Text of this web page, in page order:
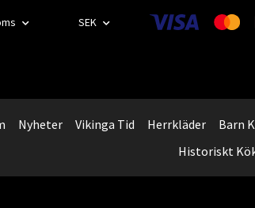
SEK
Nyheter Vikinga Tid Herrkläder Barn
Historiskt